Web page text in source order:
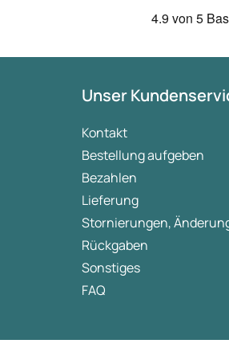
4.9 von 5
Unser
Kontakt
Bestellung aufgeben
Bezahlen
Lieferung
Stornierungen,
Rückgaben
Sonstiges
FAQ